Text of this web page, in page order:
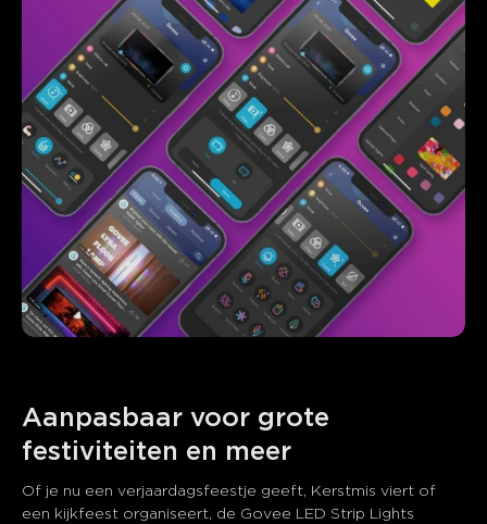
Aanpasbaar voor grote
festiviteiten en meer
Of je nu een verjaardagsfeestje geeft, Kerstmis viert of
een kijkfeest organiseert, de Govee LED Strip Lights